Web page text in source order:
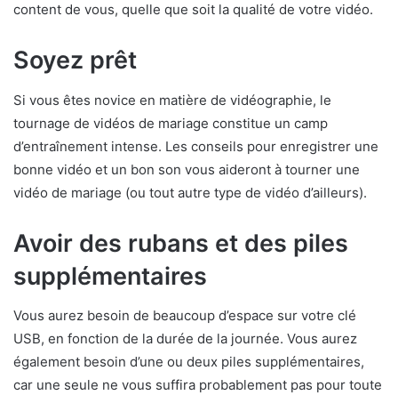
content de vous, quelle que soit la qualité de votre vidéo.
Soyez prêt
Si vous êtes novice en matière de vidéographie, le
tournage de vidéos de mariage constitue un camp
d’entraînement intense. Les conseils pour enregistrer une
bonne vidéo et un bon son vous aideront à tourner une
vidéo de mariage (ou tout autre type de vidéo d’ailleurs).
Avoir des rubans et des piles
supplémentaires
Vous aurez besoin de beaucoup d’espace sur votre clé
USB, en fonction de la durée de la journée. Vous aurez
également besoin d’une ou deux piles supplémentaires,
car une seule ne vous suffira probablement pas pour toute